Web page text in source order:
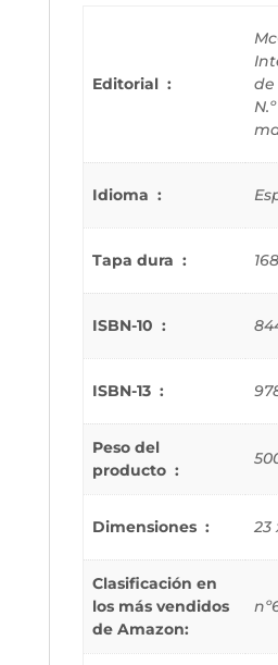
Editorial ‏ : ‎
de
Idioma ‏ : ‎
Tapa dura ‏ : ‎
ISBN-10 ‏ : ‎
ISBN-13 ‏ : ‎
Peso del
producto ‏ : ‎
Dimensiones ‏ : ‎ 23
Clasificación en
los más vendidos
de Amazon: